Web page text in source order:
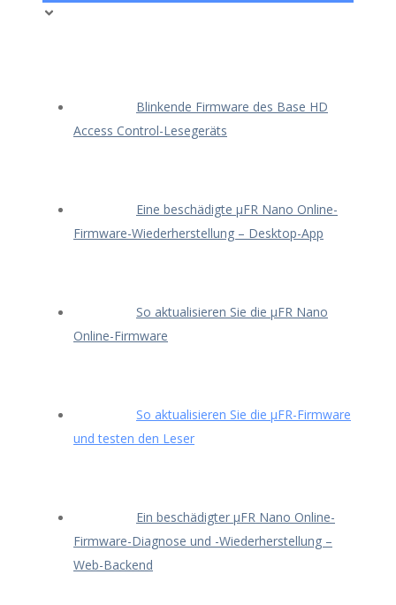
Blinkende Firmware des Base HD
Access Control-Lesegeräts
Eine beschädigte μFR Nano Online-
Firmware-Wiederherstellung – Desktop-App
So aktualisieren Sie die μFR Nano
Online-Firmware
So aktualisieren Sie die μFR-Firmware
und testen den Leser
Ein beschädigter μFR Nano Online-
Firmware-Diagnose und -Wiederherstellung –
Web-Backend